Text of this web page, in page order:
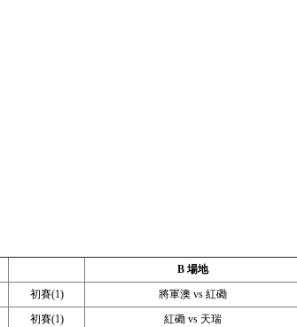
B 場地
初賽(1)
將軍澳 vs 紅磡
初賽(1)
紅磡 vs 天瑞